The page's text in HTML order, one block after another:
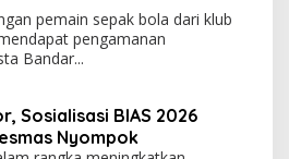
pemain sepak bola dari klub
pengamanan
Bandar...
Sosialisasi BIAS 2026
Nyompok